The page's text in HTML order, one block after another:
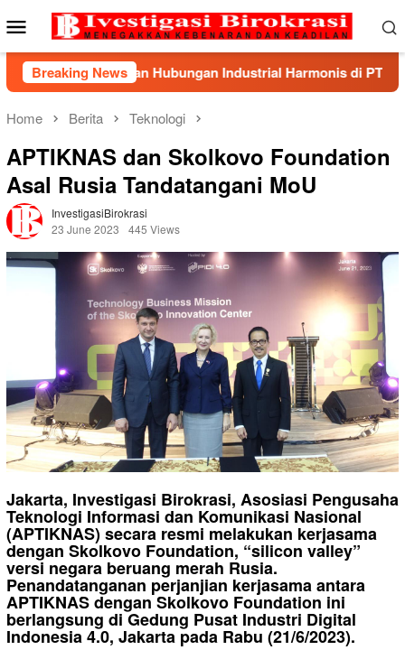
to
Mobile
Menu
Breaking News
Hubungan Industrial Harmonis di PT Indonesia Epson
Home Berita Teknologi
APTIKNAS dan Skolkovo Foundation
Asal Rusia Tandatangani MoU
InvestigasiBirokrasi
23 June 2023
445 Views
Jakarta, Investigasi Birokrasi, Asosiasi Pengusaha
Teknologi Informasi dan Komunikasi Nasional
(APTIKNAS) secara resmi melakukan kerjasama
dengan Skolkovo Foundation, “silicon valley”
versi negara beruang merah Rusia.
Penandatanganan perjanjian kerjasama antara
APTIKNAS dengan Skolkovo Foundation ini
berlangsung di Gedung Pusat Industri Digital
Indonesia 4.0, Jakarta pada Rabu (21/6/2023).